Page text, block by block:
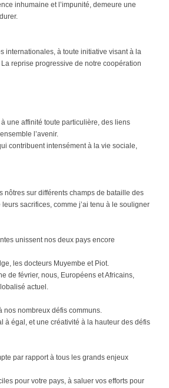
inhumaine et l’impunité, demeure une
internationales, à toute initiative visant à la
reprise progressive de notre coopération
une affinité toute particulière, des liens
l’avenir.
contribuent intensément à la vie sociale,
nôtres sur différents champs de bataille des
sacrifices, comme j’ai tenu à le souligner
unissent nos deux pays encore
les docteurs Muyembe et Piot.
de février, nous, Européens et Africains,
actuel.
nos nombreux défis communs.
à égal, et une créativité à la hauteur des défis
par rapport à tous les grands enjeux
pour votre pays, à saluer vos efforts pour